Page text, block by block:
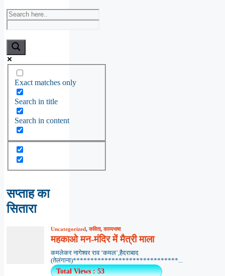
Exact matches only
Search in title
Search in content
सप्ताह का
सितारा
Uncategorized,कविता,काव्यभाषा
महकाओ मन-मंदिर में मैत्री माला
कमलेकर नागेश्वर राव ‘कमल’,हैदराबाद
(तेलंगाना)******************************...
Total Views : 53